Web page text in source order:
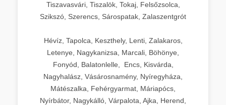
Tiszavasvári, Tiszalök, Tokaj, Felsőzsolca,
Szikszó, Szerencs, Sárospatak, Zalaszentgrót
Hévíz, Tapolca, Keszthely, Lenti, Zalakaros,
Letenye, Nagykanizsa, Marcali, Böhönye,
Fonyód, Balatonlelle, Encs, Kisvárda,
Nagyhalász, Vásárosnamény, Nyíregyháza,
Mátészalka, Fehérgyarmat, Máriapócs,
Nyírbátor, Nagykálló, Várpalota, Ajka, Herend,